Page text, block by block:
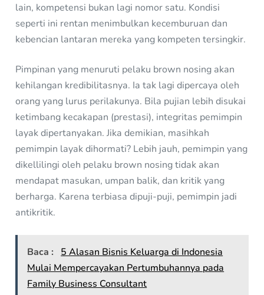
lain, kompetensi bukan lagi nomor satu. Kondisi
seperti ini rentan menimbulkan kecemburuan dan
kebencian lantaran mereka yang kompeten tersingkir.
Pimpinan yang menuruti pelaku brown nosing akan
kehilangan kredibilitasnya. Ia tak lagi dipercaya oleh
orang yang lurus perilakunya. Bila pujian lebih disukai
ketimbang kecakapan (prestasi), integritas pemimpin
layak dipertanyakan. Jika demikian, masihkah
pemimpin layak dihormati? Lebih jauh, pemimpin yang
dikellilingi oleh pelaku brown nosing tidak akan
mendapat masukan, umpan balik, dan kritik yang
berharga. Karena terbiasa dipuji-puji, pemimpin jadi
antikritik.
Baca :
5 Alasan Bisnis Keluarga di Indonesia
Mulai Mempercayakan Pertumbuhannya pada
Family Business Consultant